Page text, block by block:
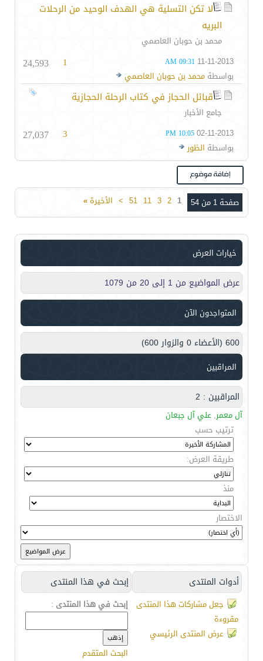
لا تكن التسلية هي الهدف الوحيد من الرحلات
البريه
محمد بن حوبان العاصمي
11-11-2013
09:31 AM
بواسطة محمد بن حوبان العاصمي
1
24,593
قبائل الحجاز في كتاب الرحلة الحجازية
جامع الأخبار
02-11-2013
10:05 PM
بواسطة الظور
3
27,037
صفحة 1 من 54 1
2
3
11
51
> الأخيرة»
خيارات العرض
عرض المواضيع من 1 إلى 20 من 1079
المتواجدون الآن
600 (الأعضاء 0 والزوار 600)
المراقبين
المراقبين : 2
آل معمر, علي آل جبعان
ترتيب حسب
طريقة العرض:
منذ
الاختصار
أدوات المنتدى إبحث في هذا المنتدى
جعل مشاركات هذا المنتدى
مقروءة
عرض المنتدى الرئيسي
إبحث في هذا المنتدى :
البحث المتقدم